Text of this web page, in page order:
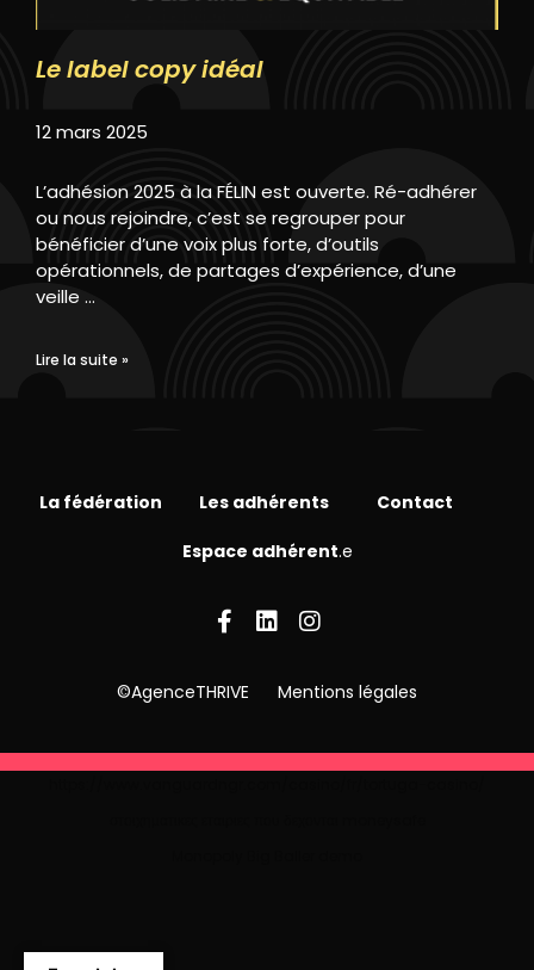
Le label copy idéal
12 mars 2025
L’adhésion 2025 à la FÉLIN est ouverte. Ré-adhérer
ou nous rejoindre, c’est se regrouper pour
bénéficier d’une voix plus forte, d’outils
opérationnels, de partages d’expérience, d’une
veille …
Lire la suite »
La fédération Les adhérents Contact
Espace adhérent.e
©AgenceTHRIVE Mentions légales